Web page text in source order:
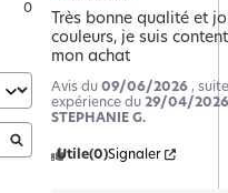
0
Très bonne qualité et
couleurs, je suis
mon achat
Avis du 09/06/2026 ,
expérience du 29/04/2026
STEPHANIE G.
Utile(0)Signaler